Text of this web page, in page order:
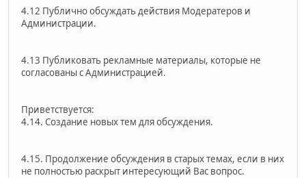
4.12 Публично обсуждать действия Модератеров и
Администрации.
4.13 Публиковать рекламные материалы, которые не
согласованы с Администрацией.
Приветствуется:
4.14. Создание новых тем для обсуждения.
4.15. Продолжение обсуждения в старых темах, если в них
не полностью раскрыт интересующий Вас вопрос.